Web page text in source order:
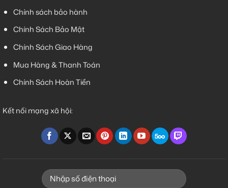
Chính sách bảo hành
Chính Sách Bảo Mật
Chính Sách Giao Hàng
Mua Hàng & Thanh Toán
Chính Sách Hoàn Tiền
Kết nối mạng xã hội: